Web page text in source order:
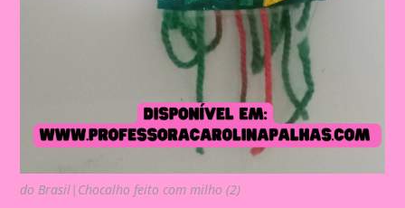
do Brasil|Chocalho feito com milho (2)